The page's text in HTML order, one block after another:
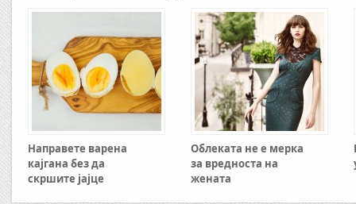
Направете варена
кајгана без да
скршите јајце
Облеката не е мерка
за вредноста на
жената